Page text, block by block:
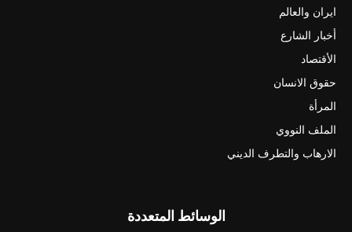
ايران والعالم
أخبار الشارع
الأقتصاد
حقوق الانسان
المرأة
الملف النووي
الارهاب والتطرف الديني
الوسائط المتعددة